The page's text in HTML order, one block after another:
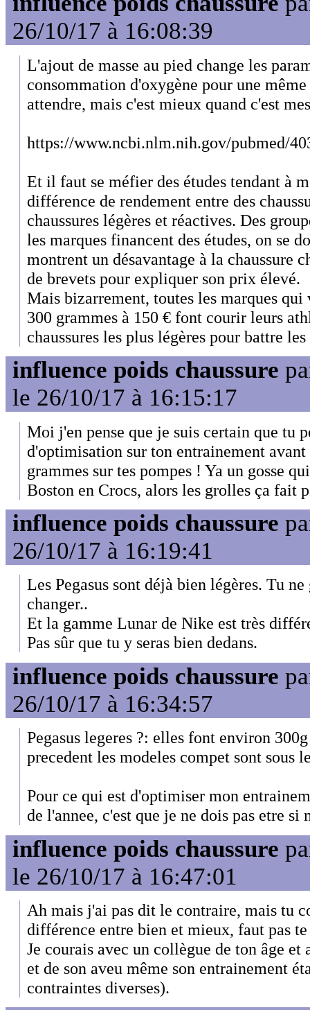
26/10/17 à 16:08:39
L'ajout de masse au pied change les
consommation d'oxygène pour une
attendre, mais c'est mieux quand c'est
https://www.ncbi.nlm.nih.gov/pubmed/
Et il faut se méfier des études tendant à
différence de rendement entre des
chaussures légères et réactives. Des
les marques financent des études, on se
montrent un désavantage à la chaussure
de brevets pour expliquer son prix élevé.
Mais bizarrement, toutes les marques qui
300 grammes à 150 € font courir leurs
chaussures les plus légères pour battre
influence poids chaussure
le 26/10/17 à 16:15:17
Moi j'en pense que je suis certain que tu
d'optimisation sur ton entrainement avant
grammes sur tes pompes ! Ya un gosse
Boston en Crocs, alors les grolles ça fait
influence poids chaussure
26/10/17 à 16:19:41
Les Pegasus sont déjà bien légères. Tu
changer..
Et la gamme Lunar de Nike est très
Pas sûr que tu y seras bien dedans.
influence poids chaussure
26/10/17 à 16:34:57
Pegasus legeres ?: elles font environ
precedent les modeles compet sont sous
Pour ce qui est d'optimiser mon
de l'annee, c'est que je ne dois pas etre si
influence poids chaussure
le 26/10/17 à 16:47:01
Ah mais j'ai pas dit le contraire, mais tu
différence entre bien et mieux, faut pas
Je courais avec un collègue de ton âge et
et de son aveu même son entrainement
contraintes diverses).